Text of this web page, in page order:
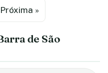
Próxima »
de São